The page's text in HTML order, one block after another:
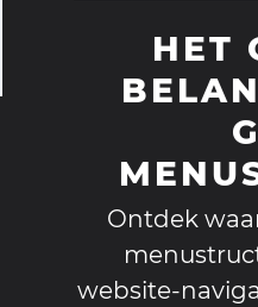
HET
Ontdek
website-